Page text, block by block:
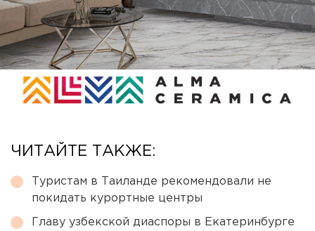
ЧИТАЙТЕ ТАКЖЕ:
Туристам в Таиланде рекомендовали не
покидать курортные центры
Главу узбекской диаспоры в Екатеринбурге